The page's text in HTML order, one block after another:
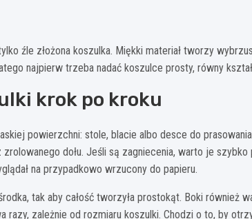
źle złożona koszulka. Miękki materiał tworzy
najpierw trzeba nadać koszulce prosty, równy
krok po kroku
powierzchni: stole, blacie albo desce do
dołu. Jeśli są zagniecenia, warto je
na przypadkowo wrzucony do papieru.
tak aby całość tworzyła prostokąt. Boki również
razy, zależnie od rozmiaru koszulki. Chodzi o to, by